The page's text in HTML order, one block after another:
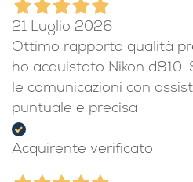
21 Luglio 2026
Ottimo rapporto qualità
ho acquistato Nikon d810.
le comunicazioni con
puntuale e precisa
Acquirente verificato